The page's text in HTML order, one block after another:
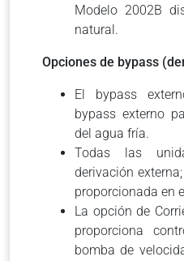
Modelo 2002B
natural.
Opciones de bypass
El bypass
bypass externo
del agua fría.
Todas las
derivación externa;
proporcionada en
La opción de
proporciona
bomba de